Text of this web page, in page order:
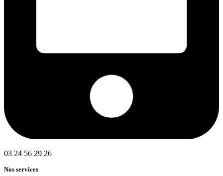
03 24 56 29 26
Nos services